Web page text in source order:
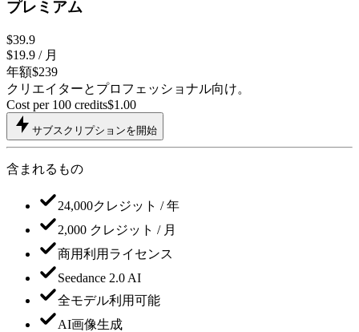
プレミアム
$39.9
$19.9 / 月
年額$239
クリエイターとプロフェッショナル向け。
Cost per 100 credits$1.00
サブスクリプションを開始
含まれるもの
24,000クレジット / 年
2,000 クレジット / 月
商用利用ライセンス
Seedance 2.0 AI
全モデル利用可能
AI画像生成